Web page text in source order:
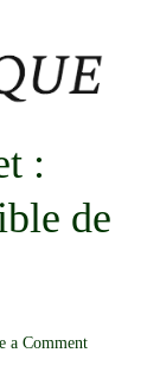
:
de
a Comment